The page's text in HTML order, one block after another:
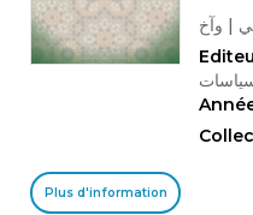
|
Plus d'information